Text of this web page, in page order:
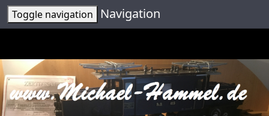
Toggle navigation Navigation